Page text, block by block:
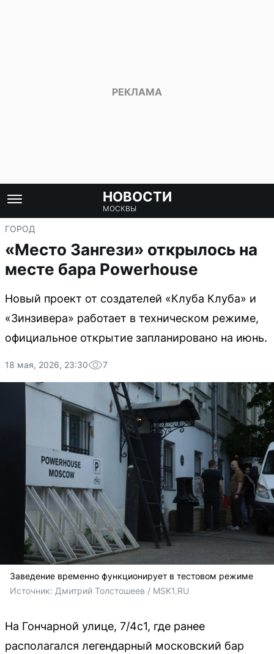
НОВОСТИ
МОСКВЫ
ГОРОД
«Место Зангези» открылось на
месте бара Powerhouse
Новый проект от создателей «Клуба Клуба» и
«Зинзивера» работает в техническом режиме,
официальное открытие запланировано на июнь.
18 мая, 2026, 23:30 7
Заведение временно функционирует в тестовом режиме
Источник: Дмитрий Толстошеев / MSK1.RU
На Гончарной улице, 7/4с1, где ранее
располагался легендарный московский бар